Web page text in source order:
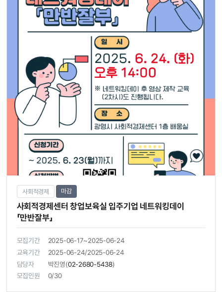
사회적경제 마감
사회적경제센터 창업보육실 입주기업 네트워킹데이
「만반잘부」
모집기간
2025-06-17~2025-06-24
교육기간
2025-06-24/2025-06-24
담당자
박진영(02-2680-5438)
모집인원
0/30